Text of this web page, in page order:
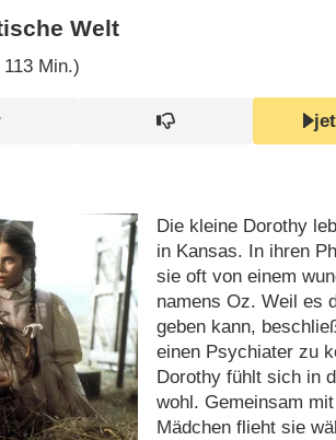
Welt
Min.)
Die kleine Dorothy
in Kansas. In ihren
sie oft von einem
namens Oz. Weil es
geben kann,
einen Psychiater zu
Dorothy fühlt sich in
wohl. Gemeinsam
Mädchen flieht sie